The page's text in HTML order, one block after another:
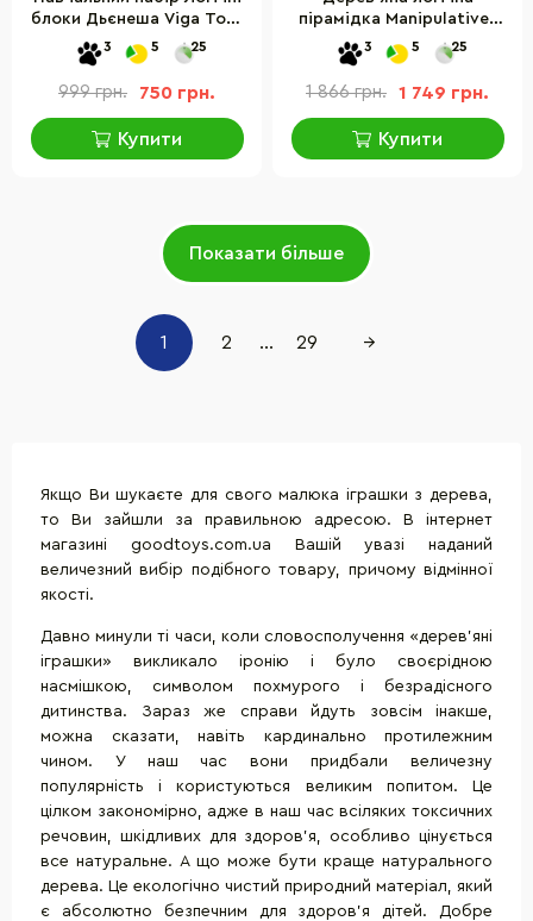
блоки Дьєнеша Viga Toys
56164U, 48 деталей
3 5 25
999 грн. 750 грн.
Купити
пірамідка Manipulatives
"Фігури геометрії"
Guidecraft G6738
3 5 25
1 866 грн. 1 749 грн.
Купити
Показати більше
1 2 ... 29 →
Якщо Ви шукаєте для свого малюка іграшки з дерева,
то Ви зайшли за правильною адресою. В інтернет
магазині goodtoys.com.ua Вашій увазі наданий
величезний вибір подібного товару, причому відмінної
якості.
Давно минули ті часи, коли словосполучення «дерев'яні
іграшки» викликало іронію і було своєрідною
насмішкою, символом похмурого і безрадісного
дитинства. Зараз же справи йдуть зовсім інакше,
можна сказати, навіть кардинально протилежним
чином. У наш час вони придбали величезну
популярність і користуються великим попитом. Це
цілком закономірно, адже в наш час всіляких токсичних
речовин, шкідливих для здоров'я, особливо цінується
все натуральне. А що може бути краще натурального
дерева. Це екологічно чистий природний матеріал, який
є абсолютно безпечним для здоров'я дітей. Добре